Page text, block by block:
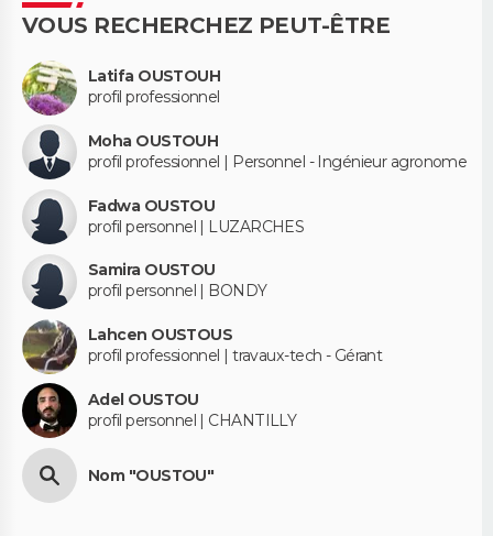
VOUS RECHERCHEZ PEUT-ÊTRE
Latifa OUSTOUH
profil professionnel
Moha OUSTOUH
profil professionnel | Personnel - Ingénieur agronome
Fadwa OUSTOU
profil personnel | LUZARCHES
Samira OUSTOU
profil personnel | BONDY
Lahcen OUSTOUS
profil professionnel | travaux-tech - Gérant
Adel OUSTOU
profil personnel | CHANTILLY
Nom "OUSTOU"